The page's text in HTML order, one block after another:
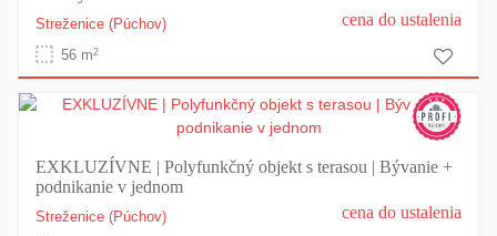
Streženice (Púchov)
56 m2
cena do ustalenia
EXKLUZÍVNE | Polyfunkčný objekt s terasou | Bývanie +
podnikanie v jednom
Streženice (Púchov)
cena do ustalenia